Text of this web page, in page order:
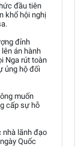
đầu tiên
khổ hội nghị
đỉnh
án hành
Nga rút toàn
ủng hộ đối
muốn
cấp sự hỗ
nhà lãnh đạo
Quốc